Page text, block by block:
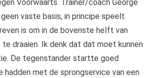
Voorwaarts. Trainer/coach George
geen vaste basis, in principe speelt
is om in de bovenste helft van
te draaien. Ik denk dat dat moet kunnen
De tegenstander startte goed
hadden met de sprongservice van een